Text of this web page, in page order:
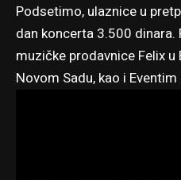
Podsetimo, ulaznice u
dan koncerta 3.500
muzičke prodavnice Felix
Novom Sadu, kao i Eventim